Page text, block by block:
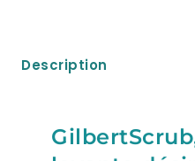
Description